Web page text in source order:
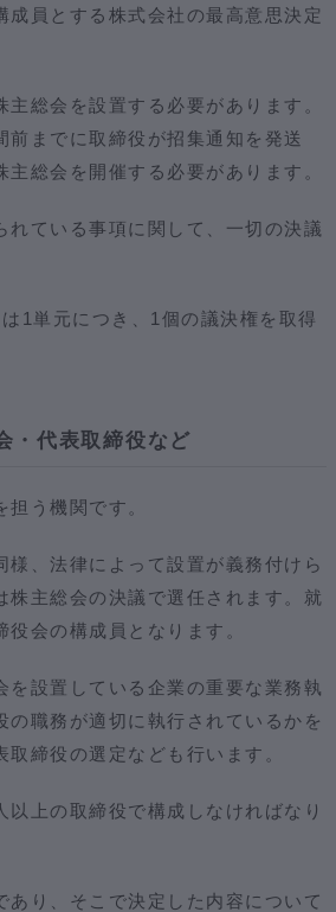
成員とする株式会社の最高意思決定
総会を設置する必要があります。
前までに取締役が招集通知を発送
主総会を開催する必要があります。
れている事項に関して、一切の決議
1単元につき、1個の議決権を取得
・代表取締役など
う機関です。
様、法律によって設置が義務付けら
株主総会の決議で選任されます。就
会の構成員となります。
を設置している企業の重要な業務執
の職務が適切に執行されているかを
締役の選定なども行います。
以上の取締役で構成しなければなり
あり、そこで決定した内容について